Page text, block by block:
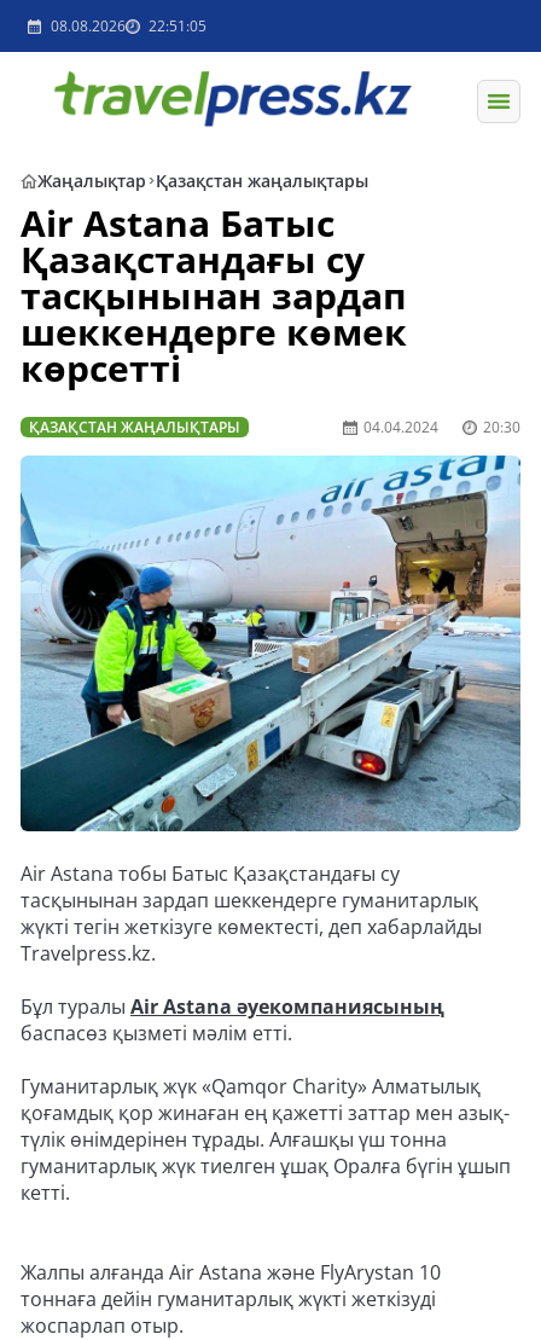
08.08.2026 22:51:05
Жаңалықтар Қазақстан жаңалықтары
Air Astana Батыс
Қазақстандағы су
тасқынынан зардап
шеккендерге көмек
көрсетті
ҚАЗАҚСТАН ЖАҢАЛЫҚТАРЫ 04.04.2024 20:30
Air Astana тобы Батыс Қазақстандағы су
тасқынынан зардап шеккендерге гуманитарлық
жүкті тегін жеткізуге көмектесті, деп хабарлайды
Travelpress.kz.
Бұл туралы Air Astana әуекомпаниясының
баспасөз қызметі мәлім етті.
Гуманитарлық жүк «Qamqor Charity» Алматылық
қоғамдық қор жинаған ең қажетті заттар мен азық-
түлік өнімдерінен тұрады. Алғашқы үш тонна
гуманитарлық жүк тиелген ұшақ Оралға бүгін ұшып
кетті.
Жалпы алғанда Air Astana және FlyArystan 10
тоннаға дейін гуманитарлық жүкті жеткізуді
жоспарлап отыр.